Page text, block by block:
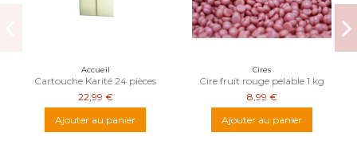
Accueil
Cartouche Karité 24 pièces
22,99 €
Ajouter au panier
Cires
Cire fruit rouge pelable 1 kg
8,99 €
Ajouter au panier